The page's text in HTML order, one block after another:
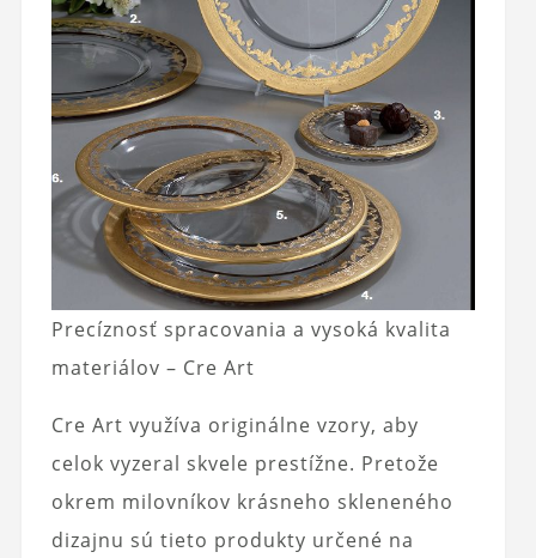
Precíznosť spracovania a vysoká kvalita
materiálov – Cre Art
Cre Art využíva originálne vzory, aby
celok vyzeral skvele prestížne. Pretože
okrem milovníkov krásneho skleneného
dizajnu sú tieto produkty určené na